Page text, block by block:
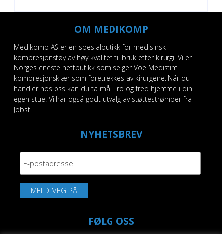
OM MEDIKOMP
Medikomp AS er en spesialbutikk for medisinsk
kompresjonstøy av høy kvalitet til bruk etter kirurgi. Vi er
Norges eneste nettbutikk som selger Voe Medistim
kompresjonsklær som foretrekkes av kirurgene. Når du
handler hos oss kan du ta mål i ro og fred hjemme i din
egen stue. Vi har også godt utvalg av støttestrømper fra
Jobst.
NYHETSBREV
FØLG OSS